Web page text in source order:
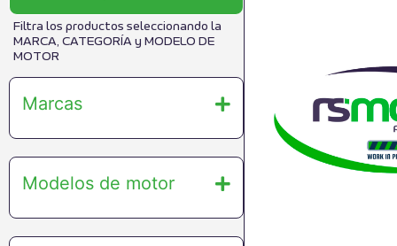
Filtra los productos seleccionando la
MARCA, CATEGORÍA y MODELO DE
MOTOR
Marcas
Modelos de motor